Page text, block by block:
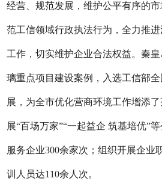
经营、规范发展，维护公平有序的
范工信领域行政执法行为，全力推
工作，切实维护企业合法权益。秦
璃重点项目建设案例，入选工信部
展，为全市优化营商环境工作增添了
展“百场万家”“一起益企 筑基培优”
服务企业300余家次；组织开展企业
训人员达110余人次。